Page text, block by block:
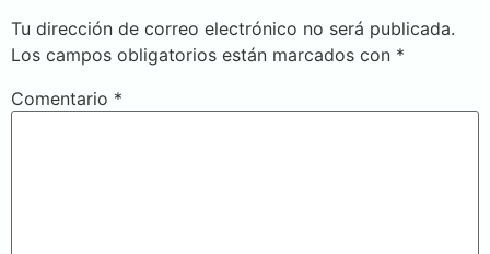
Tu dirección de correo electrónico no será publicada.
Los campos obligatorios están marcados con *
Comentario *